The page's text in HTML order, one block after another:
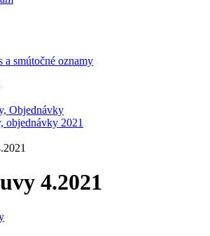
a smútočné oznamy
Objednávky
objednávky 2021
4.2021